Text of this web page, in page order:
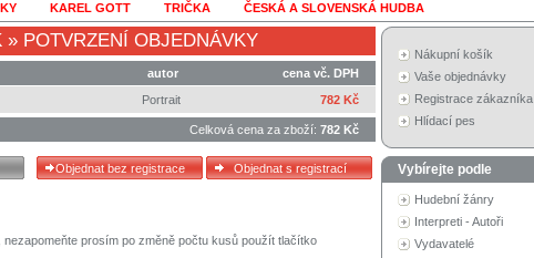
KAREL GOTT TRIČKA ČESKÁ A SLOVENSKÁ HUDBA
» POTVRZENÍ OBJEDNÁVKY
autor
cena vč. DPH
Portrait 782 Kč
Celková cena za zboží: 782 Kč
prosím po změně počtu kusů použít tlačítko
Nákupní košík
Vaše objednávky
Registrace zákazníka
Hlídací pes
Vybírejte podle
Hudební žánry
Interpreti - Autoři
Vydavatelé